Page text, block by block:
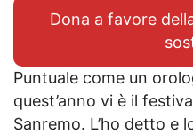
Dona a favore
Puntuale come un
quest’anno vi è il
Sanremo. L’ho detto e